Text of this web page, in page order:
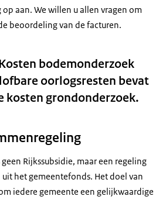
aan. We willen u allen vragen om
beoordeling van de facturen.
bodemonderzoek
oorlogsresten bevat
kosten grondonderzoek.
Rijkssubsidie, maar een regeling
het gemeentefonds. Het doel van
iedere gemeente een gelijkwaardige